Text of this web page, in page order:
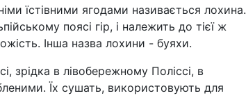
їстівними ягодами називається лохина.
поясі гір, і належить до тієї ж
Інша назва лохини - буяхи.
зрідка в лівобережному Поліссі, в
Їх сушать, використовують для